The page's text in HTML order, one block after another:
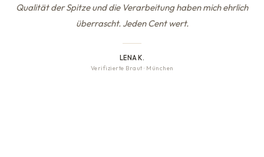
Qualität der Spitze und die Verarbeitung haben mich ehrlich
überrascht. Jeden Cent wert.
LENA K.
Verifizierte Braut · München